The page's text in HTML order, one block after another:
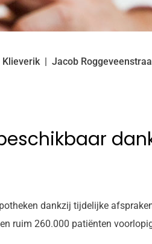
Klieverik Jacob
dankzij tijdelijke
ruim 260.000 patiënten